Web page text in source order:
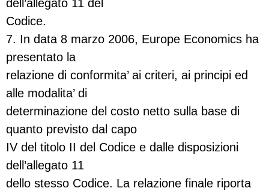
dell’allegato 11 del
Codice.
7. In data 8 marzo 2006, Europe Economics ha
presentato la
relazione di conformita’ ai criteri, ai principi ed
alle modalita’ di
determinazione del costo netto sulla base di
quanto previsto dal capo
IV del titolo II del Codice e dalle disposizioni
dell’allegato 11
dello stesso Codice. La relazione finale riporta